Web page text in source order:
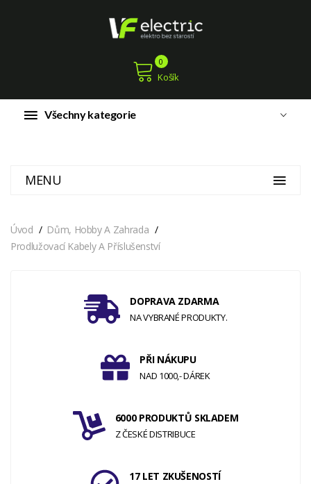
Košík
0
Všechny kategorie
MENU
Úvod
Dům, Hobby A Zahrada
Prodlužovací Kabely A Příslušenství
DOPRAVA ZDARMA
NA VYBRANÉ PRODUKTY.
PŘI NÁKUPU
NAD 1000,- DÁREK
6000 PRODUKTŮ SKLADEM
Z ČESKÉ DISTRIBUCE
17 LET ZKUŠENOSTÍ